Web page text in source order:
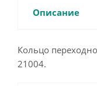
Описание
Кольцо
21004.